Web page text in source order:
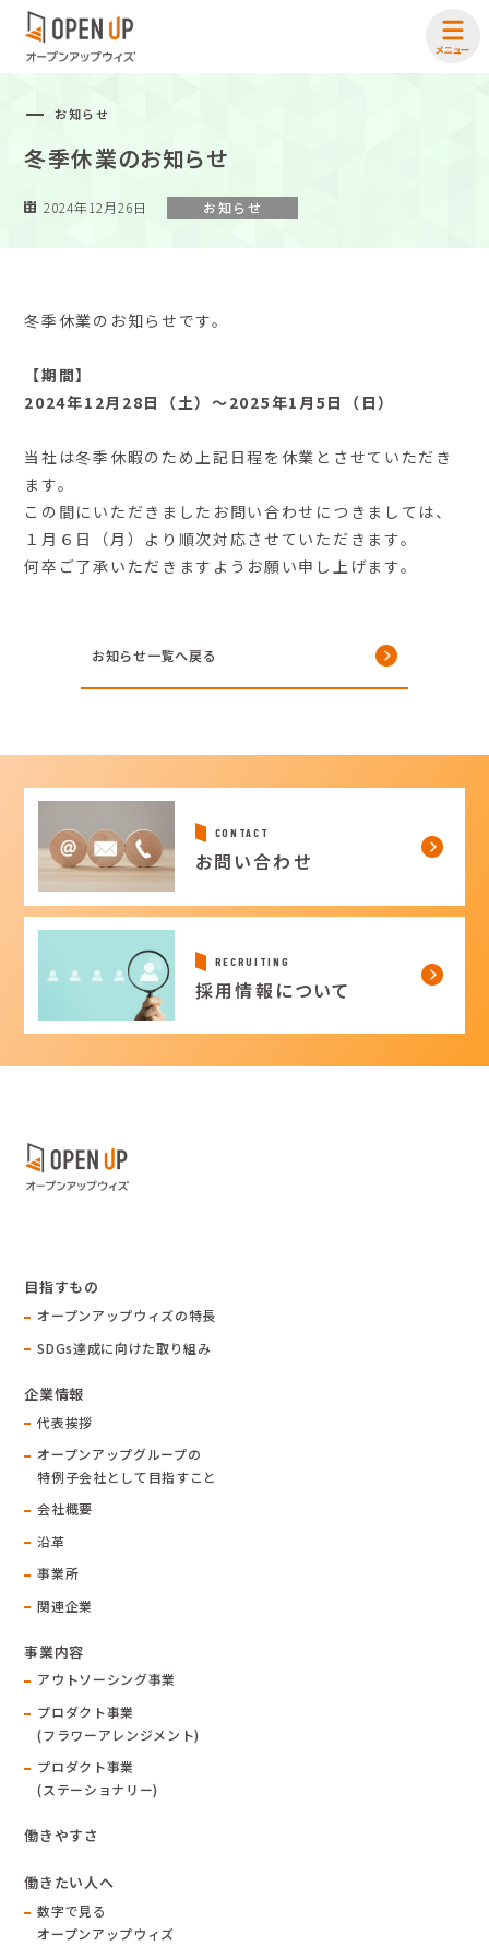
お知らせ
冬季休業のお知らせ
2024年12月26日 お知らせ
冬季休業のお知らせです。
【期間】
2024年12月28日（土）～2025年1月5日（日）
当社は冬季休暇のため上記日程を休業とさせていただき
ます。
この間にいただきましたお問い合わせにつきましては、
１月６日（月）より順次対応させていただきます。
何卒ご了承いただきますようお願い申し上げます。
お知らせ一覧へ戻る
CONTACT
お問い合わせ
RECRUITING
採用情報について
目指すもの
オープンアップウィズの特長
SDGs達成に向けた取り組み
企業情報
代表挨拶
オープンアップグループの
特例子会社として目指すこと
会社概要
沿革
事業所
関連企業
事業内容
アウトソーシング事業
プロダクト事業
(フラワーアレンジメント)
プロダクト事業
(ステーショナリー)
働きやすさ
働きたい人へ
数字で見る
オープンアップウィズ